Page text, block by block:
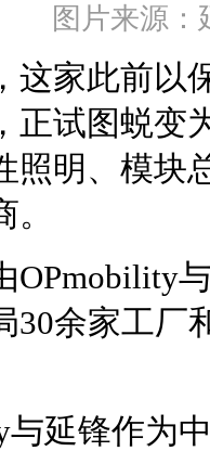
图片来源
这家此前以
正试图蜕变
照明、模块
OPmobility
30余家工厂
与延锋作为